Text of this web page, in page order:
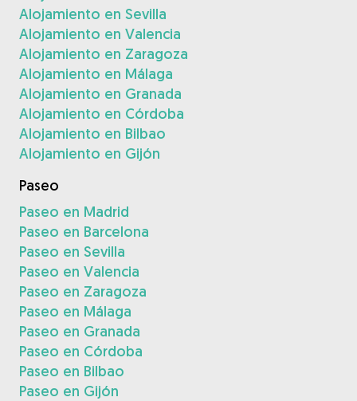
Alojamiento en Sevilla
Alojamiento en Valencia
Alojamiento en Zaragoza
Alojamiento en Málaga
Alojamiento en Granada
Alojamiento en Córdoba
Alojamiento en Bilbao
Alojamiento en Gijón
Paseo
Paseo en Madrid
Paseo en Barcelona
Paseo en Sevilla
Paseo en Valencia
Paseo en Zaragoza
Paseo en Málaga
Paseo en Granada
Paseo en Córdoba
Paseo en Bilbao
Paseo en Gijón